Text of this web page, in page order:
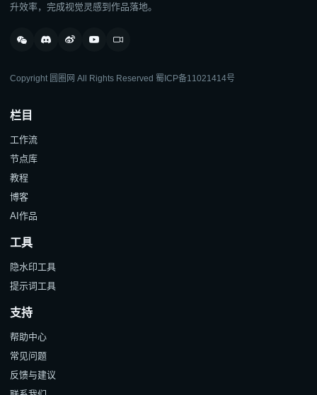
升效率，完成视觉灵感到作品落地。
Copyright 圆圈网 All Rights Reserved 蜀ICP备11021414号
栏目
工作流
节点库
教程
博客
AI作品
工具
隐水印工具
提示词工具
支持
帮助中心
常见问题
反馈与建议